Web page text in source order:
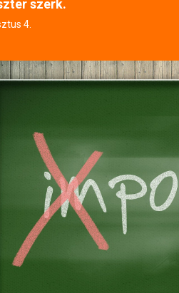
szerk.
4.